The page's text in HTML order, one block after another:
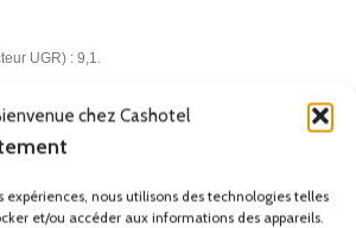
chez Cashotel
expériences, nous utilisons des technologies telles
et/ou accéder aux informations des appareils.
UGR) : 9,1.